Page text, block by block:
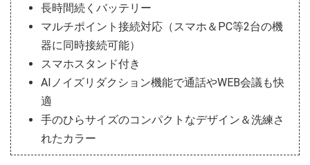
長時間続くバッテリー
マルチポイント接続対応（スマホ＆PC等2台の機
器に同時接続可能）
スマホスタンド付き
AIノイズリダクション機能で通話やWEB会議も快
適
手のひらサイズのコンパクトなデザイン＆洗練さ
れたカラー